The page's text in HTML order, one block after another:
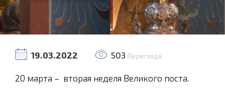
19.03.2022 503 Перегляда
20 марта – вторая неделя Великого поста.